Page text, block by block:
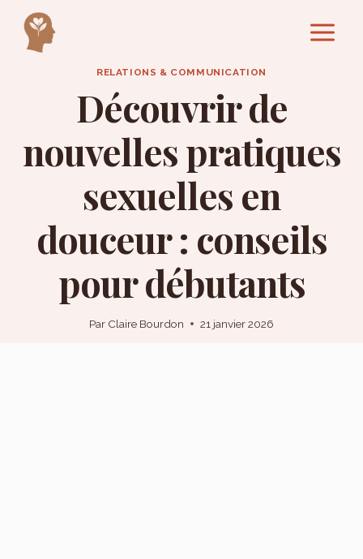
contenu
RELATIONS & COMMUNICATION
Découvrir de
nouvelles pratiques
sexuelles en
douceur : conseils
pour débutants
Par Claire Bourdon 21 janvier 2026